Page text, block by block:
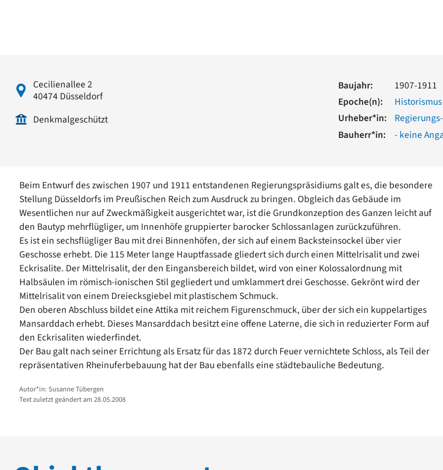
Cecilienallee 2
40474 Düsseldorf
Denkmalgeschützt
Baujahr:
1907-1911
Epoche(n):
Historismus
Urheber*in:
Bauherr*in:
- keine
Beim Entwurf des zwischen 1907 und 1911 entstandenen Regierungspräsidiums galt es, die besondere
Stellung Düsseldorfs im Preußischen Reich zum Ausdruck zu bringen. Obgleich das Gebäude im
Wesentlichen nur auf Zweckmäßigkeit ausgerichtet war, ist die Grundkonzeption des Ganzen leicht auf
den Bautyp mehrflügliger, um Innenhöfe gruppierter barocker Schlossanlagen zurückzuführen.
Es ist ein sechsflügliger Bau mit drei Binnenhöfen, der sich auf einem Backsteinsockel über vier
Geschosse erhebt. Die 115 Meter lange Hauptfassade gliedert sich durch einen Mittelrisalit und zwei
Eckrisalite. Der Mittelrisalit, der den Eingansbereich bildet, wird von einer Kolossalordnung mit
Halbsäulen im römisch-ionischen Stil gegliedert und umklammert drei Geschosse. Gekrönt wird der
Mittelrisalit von einem Dreiecksgiebel mit plastischem Schmuck.
Den oberen Abschluss bildet eine Attika mit reichem Figurenschmuck, über der sich ein kuppelartiges
Mansarddach erhebt. Dieses Mansarddach besitzt eine offene Laterne, die sich in reduzierter Form auf
den Eckrisaliten wiederfindet.
Der Bau galt nach seiner Errichtung als Ersatz für das 1872 durch Feuer vernichtete Schloss, als Teil der
repräsentativen Rheinuferbebauung hat der Bau ebenfalls eine städtebauliche Bedeutung.
Autor*in: Susanne Tübergen
Text zuletzt geändert am 28.05.2008